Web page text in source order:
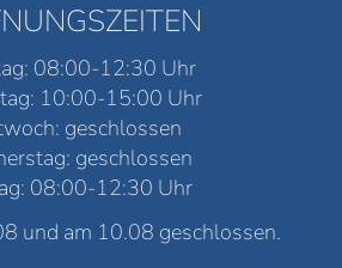
08:00-12:30 Uhr
10:00-15:00 Uhr
geschlossen
geschlossen
08:00-12:30 Uhr
und am 10.08 geschlossen.